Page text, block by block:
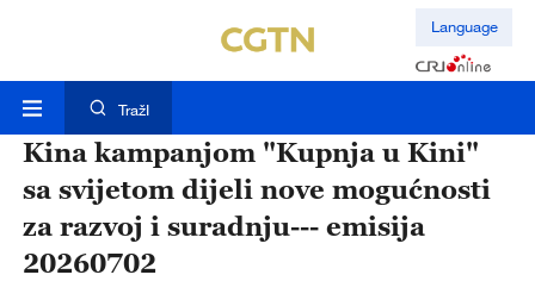
Language
TražI
Kina kampanjom "Kupnja u Kini"
sa svijetom dijeli nove mogućnosti
za razvoj i suradnju--- emisija
20260702